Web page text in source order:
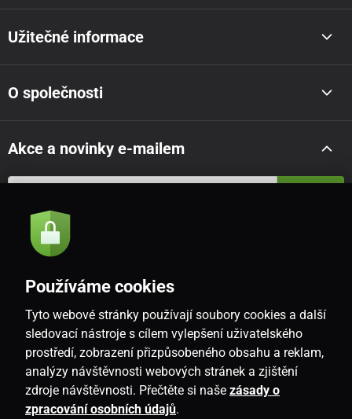
Užitečné informace
O společnosti
Akce a novinky e-mailem
Souhlasím se
CZ
Používáme cookies
Tyto webové stránky používají soubory cookies a další
sledovací nástroje s cílem vylepšení uživatelského
prostředí, zobrazení přizpůsobeného obsahu a reklam,
analýzy návštěvnosti webových stránek a zjištění
zdroje návštěvnosti. Přečtěte si naše zásady o
zpracování osobních údajů.